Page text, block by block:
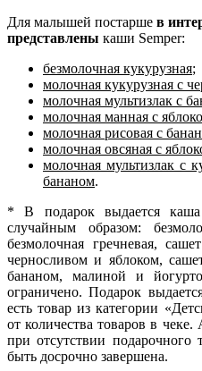
Для малышей постарше в
представлены каши Semper:
безмолочная кукурузная;
молочная кукурузная с
молочная мультизлак с
молочная манная с
молочная рисовая с
молочная овсяная с
молочная мультизлак с
бананом.
* В подарок выдается
случайным образом:
безмолочная гречневая,
черносливом и яблоком,
бананом, малиной и
ограничено. Подарок
есть товар из категории
от количества товаров в
при отсутствии подарочного
быть досрочно завершена.